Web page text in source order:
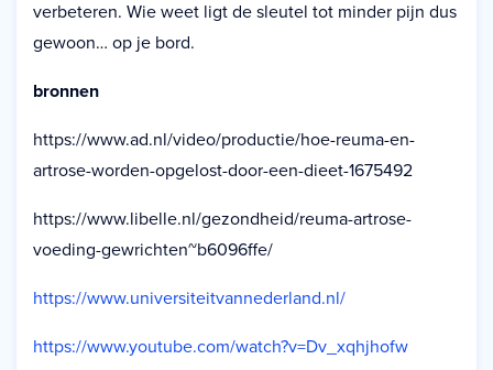
verbeteren. Wie weet ligt de sleutel tot minder pijn dus
gewoon… op je bord.
bronnen
https://www.ad.nl/video/productie/hoe-reuma-en-
artrose-worden-opgelost-door-een-dieet-1675492
https://www.libelle.nl/gezondheid/reuma-artrose-
voeding-gewrichten~b6096ffe/
https://www.universiteitvannederland.nl/
https://www.youtube.com/watch?v=Dv_xqhjhofw